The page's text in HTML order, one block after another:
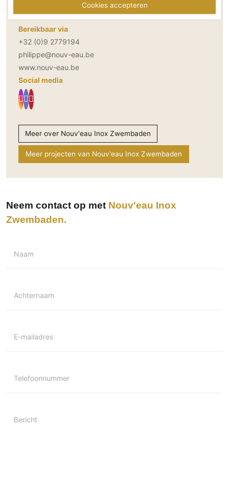
Wifi
Aannemers Interieur
Akoestiek
Binnenzwembaden
Wellness
Wijnkelder en wijnkasten
BE
Bereikbaar via
+32 (0)9 2779194
philippe@nouv-eau.be
www.nouv-eau.be
Social media
Meer over Nouv'eau Inox Zwembaden
Meer projecten van Nouv'eau Inox Zwembaden
Neem contact op met Nouv'eau Inox
Zwembaden
Naam
Achternaam
E-mailadres
Telefoonnummer
Bericht
Cookies accepteren